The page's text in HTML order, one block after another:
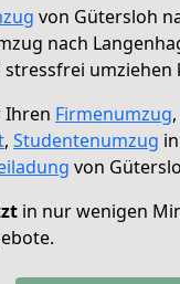
von Gütersloh
nach
umziehen
Ihren Firmenumzug,
, Studentenumzug
von
in nur wenigen